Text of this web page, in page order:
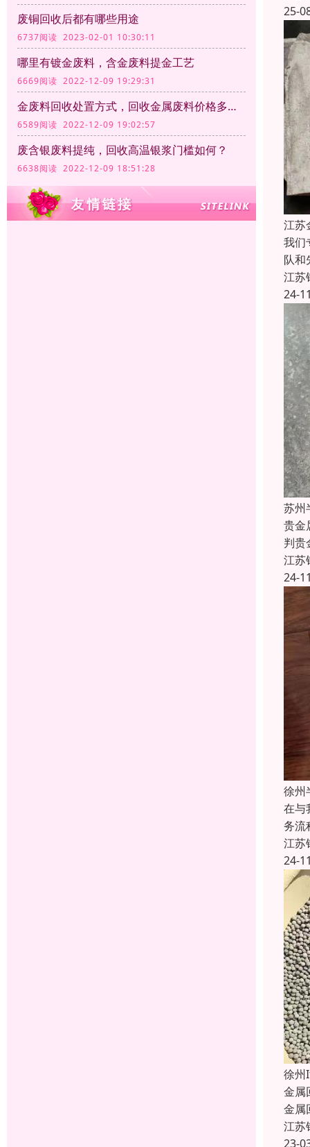
废铜回收后都有哪些用途
6737阅读 2023-02-01 10:30:11
哪里有镀金废料，含金废料提金工艺
6669阅读 2022-12-09 19:29:31
金废料回收处置方式，回收金属废料价格多少钱一公斤？
6589阅读 2022-12-09 19:02:57
废含银废料提纯，回收高温银浆门槛如何？
6638阅读 2022-12-09 18:51:28
25-
江苏
我们
队和
江苏
24-
苏州
贵金
判贵
江苏
24-
徐州
在与
务流
江苏
24-
徐州
金属
金属
江苏
23-